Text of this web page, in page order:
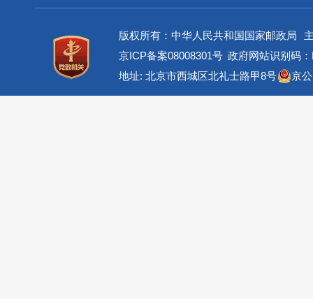
版权所有：中华人民共和国国家邮政局
京ICP备案08008301号 政府网站识别码
地址: 北京市西城区北礼士路甲8号
京